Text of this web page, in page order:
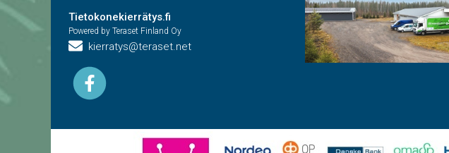
Tietokonekierrätys.fi
Powered by Teraset Finland Oy
kierratys@teraset.net